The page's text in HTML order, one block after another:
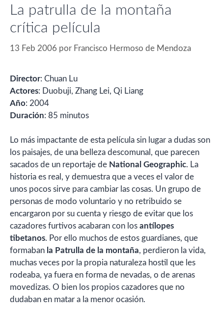
La patrulla de la montaña
crítica película
13 Feb 2006 por Francisco Hermoso de Mendoza
Director: Chuan Lu
Actores: Duobuji, Zhang Lei, Qi Liang
Año: 2004
Duración: 85 minutos
Lo más impactante de esta película sin lugar a dudas son
los paisajes, de una belleza descomunal, que parecen
sacados de un reportaje de National Geographic. La
historia es real, y demuestra que a veces el valor de
unos pocos sirve para cambiar las cosas. Un grupo de
personas de modo voluntario y no retribuido se
encargaron por su cuenta y riesgo de evitar que los
cazadores furtivos acabaran con los antílopes
tibetanos. Por ello muchos de estos guardianes, que
formaban la Patrulla de la montaña, perdieron la vida,
muchas veces por la propia naturaleza hostil que les
rodeaba, ya fuera en forma de nevadas, o de arenas
movedizas. O bien los propios cazadores que no
dudaban en matar a la menor ocasión.